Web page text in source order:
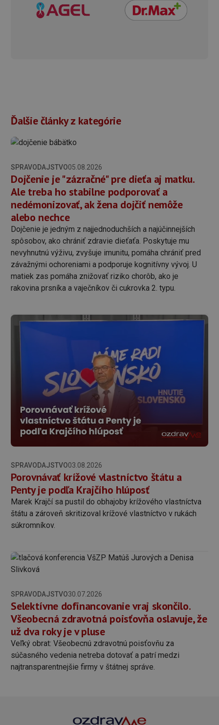
Ďalšie články z kategórie
SPRAVODAJSTVO05.08.2026
Dojčenie je "zázračné" pre dieťa aj matku.
Ale treba ho stabilne podporovať a
nedémonizovať, ak žena dojčiť nemôže
alebo nechce
Dojčenie je jedným z najjednoduchších a najúčinnejších
spôsobov, ako chrániť zdravie dieťaťa. Poskytuje mu
nevyhnutnú výživu, zvyšuje imunitu, pomáha chrániť pred
závažnými ochoreniami a podporuje kognitívny vývoj. U
matiek zas pomáha znižovať riziko chorôb, ako je
rakovina prsníka a vaječníkov či cukrovka 2. typu.
SPRAVODAJSTVO03.08.2026
Porovnávať krížové vlastníctvo štátu a
Penty je podľa Krajčího hlúposť
Marek Krajčí sa pustil do obhajoby krížového vlastníctva
štátu a zároveň skritizoval krížové vlastníctvo v rukách
súkromníkov.
SPRAVODAJSTVO30.07.2026
Selektívne dofinancovanie vraj skončilo.
Všeobecná zdravotná poisťovňa oslavuje, že
už dva roky je v pluse
Veľký obrat: Všeobecnú zdravotnú poisťovňu za
súčasného vedenia netreba dotovať a patrí medzi
najtransparentnejšie firmy v štátnej správe.